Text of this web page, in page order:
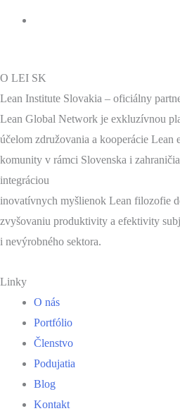
O LEI SK
Lean Institute Slovakia – oficiálny
Lean Global Network je exkluzívnou
účelom združovania a kooperácie Lean
komunity v rámci Slovenska i
integráciou
inovatívnych myšlienok Lean filozofie
zvyšovaniu produktivity a efektivity
i nevýrobného sektora.
Linky
O nás
Portfólio
Členstvo
Podujatia
Blog
Kontakt